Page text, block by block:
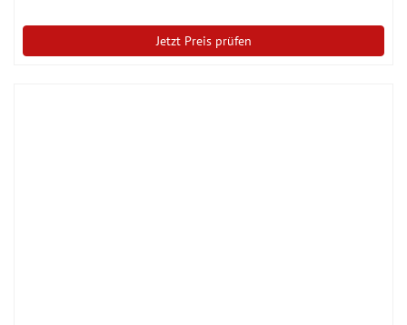
Jetzt Preis prüfen